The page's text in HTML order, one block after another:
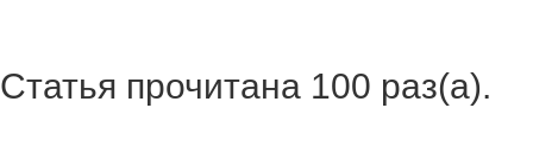
Статья прочитана 100 раз(a).